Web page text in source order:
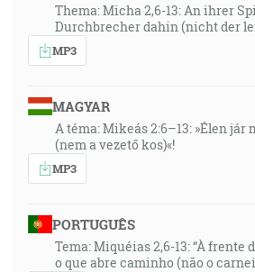
Thema: Micha 2,6-13: An ihrer
Durchbrecher dahin (nicht der
MP3
MAGYAR
A téma: Mikeás 2:6–13: »Élen jár
(nem a vezető kos)«!
MP3
PORTUGUÊS
Tema: Miquéias 2,6-13: “À frente
o que abre caminho (não o